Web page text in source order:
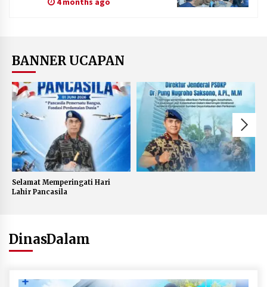
BANNER UCAPAN
Selamat Memperingati Hari
Lahir Pancasila
DinasDalam